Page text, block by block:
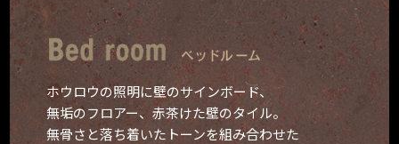
ホウロウの照明に壁のサインボード、
無垢のフロアー、赤茶けた壁のタイル。
無骨さと落ち着いたトーンを組み合わせた